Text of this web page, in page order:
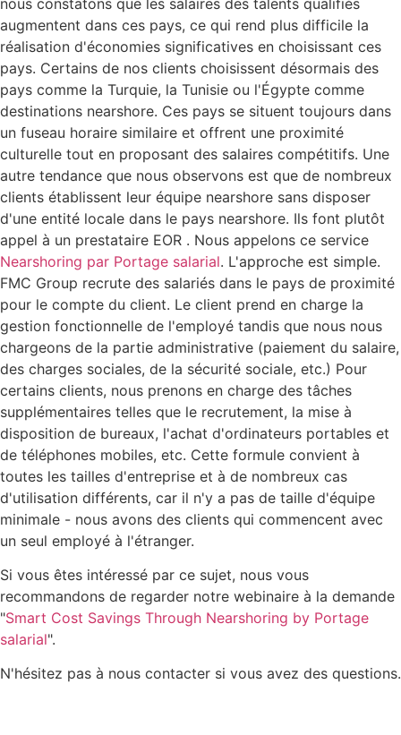
augmentent dans ces pays, ce qui rend plus difficile la
réalisation d'économies significatives en choisissant ces
pays. Certains de nos clients choisissent désormais des
pays comme la Turquie, la Tunisie ou l'Égypte comme
destinations nearshore. Ces pays se situent toujours dans
un fuseau horaire similaire et offrent une proximité
culturelle tout en proposant des salaires compétitifs. Une
autre tendance que nous observons est que de nombreux
clients établissent leur équipe nearshore sans disposer
d'une entité locale dans le pays nearshore. Ils font plutôt
appel à un prestataire EOR . Nous appelons ce service
Nearshoring par Portage salarial. L'approche est simple.
FMC Group recrute des salariés dans le pays de proximité
pour le compte du client. Le client prend en charge la
gestion fonctionnelle de l'employé tandis que nous nous
chargeons de la partie administrative (paiement du salaire,
des charges sociales, de la sécurité sociale, etc.) Pour
certains clients, nous prenons en charge des tâches
supplémentaires telles que le recrutement, la mise à
disposition de bureaux, l'achat d'ordinateurs portables et
de téléphones mobiles, etc. Cette formule convient à
toutes les tailles d'entreprise et à de nombreux cas
d'utilisation différents, car il n'y a pas de taille d'équipe
minimale - nous avons des clients qui commencent avec
un seul employé à l'étranger.
Si vous êtes intéressé par ce sujet, nous vous
recommandons de regarder notre webinaire à la demande
"Smart Cost Savings Through Nearshoring by Portage
salarial".
N'hésitez pas à nous contacter si vous avez des questions.